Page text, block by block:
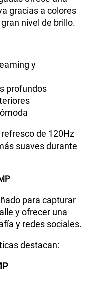
gracias a colores
nivel de brillo.
y
profundos
de 120Hz
suaves durante
para capturar
y ofrecer una
y redes sociales.
destacan: